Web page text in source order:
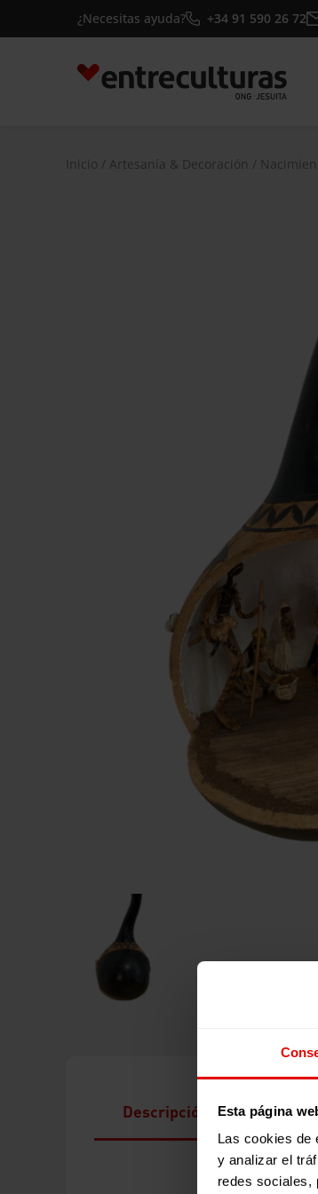
Esta página
Las cookies de
y analizar el
redes sociales,
¿Necesitas ayuda? +34 91 590 26 72
Inicio / Artesanía & Decoración /
Descripción